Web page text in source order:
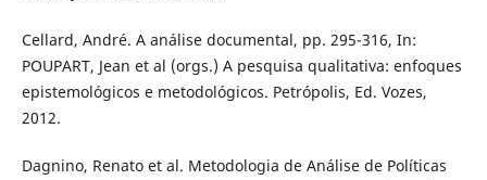
Cellard, André. A análise documental, pp. 295-316, In:
POUPART, Jean et al (orgs.) A pesquisa qualitativa: enfoques
epistemológicos e metodológicos. Petrópolis, Ed. Vozes,
2012.
Dagnino, Renato et al. Metodologia de Análise de Políticas